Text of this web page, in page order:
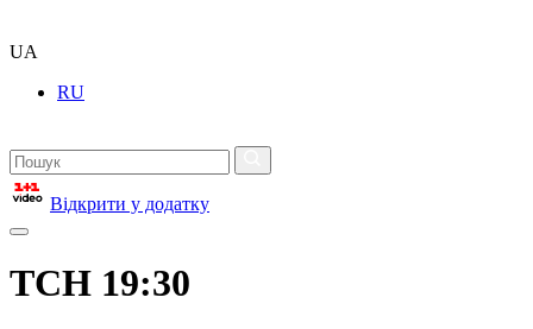
UA
RU
Відкрити у додатку
ТСН 19:30